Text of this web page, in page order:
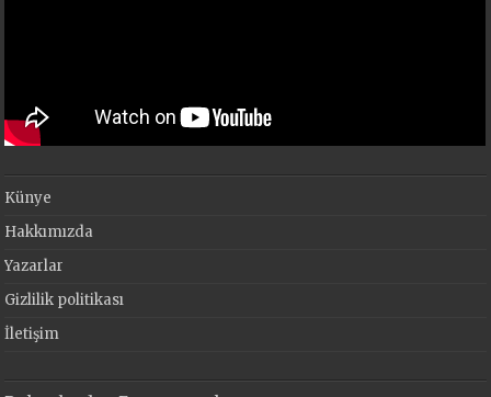
Künye
Hakkımızda
Yazarlar
Gizlilik politikası
İletişim